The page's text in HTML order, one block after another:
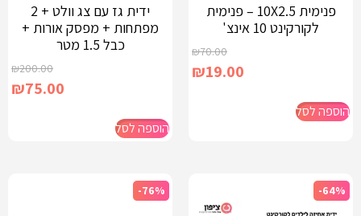
פנימית 10X2.5 – פנימית
לקורקינט 10 אינצ'
₪70.00
₪19.00
הוספה לסל
ידית גז עם צג וולט + 2
מפתחות + מפסק אורות +
כבל 1.5 מטר
₪200.00
₪75.00
הוספה לסל
-64%
-76%